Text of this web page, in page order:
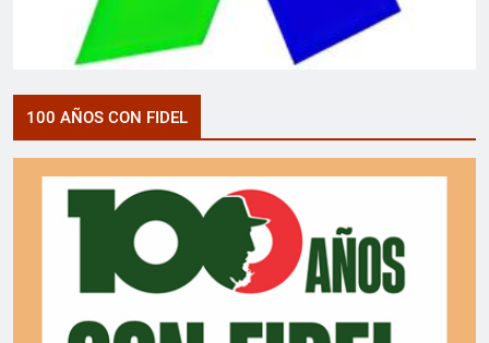
100 AÑOS CON FIDEL